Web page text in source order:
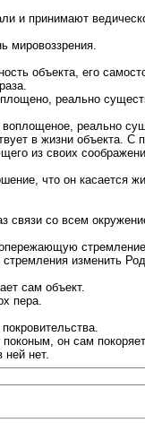
и принимают
мировоззрения.
объекта, его
реально
реально
в жизни объекта. С
из своих
что он касается
связи со всем
изменить
сам объект.
пера.
он сам
ней нет.